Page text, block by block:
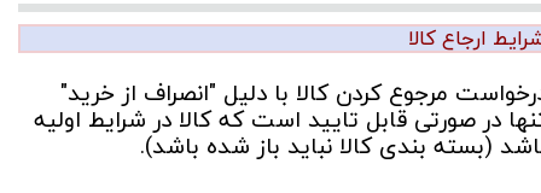
ارجاع کالا
مرجوع کردن کالا با دلیل "انصراف از خرید"
در صورتی قابل تایید است که کالا در شرایط اولیه
(بسته بندی کالا نباید باز شده باشد).